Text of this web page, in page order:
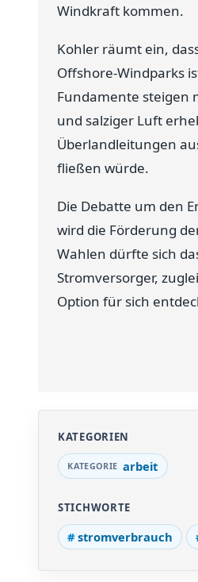
Windkraft kommen.
Kohler räumt ein,
Offshore-Windparks
Fundamente steigen
und salziger Luft
Überlandleitungen
fließen würde.
Die Debatte um den
wird die Förderung
Wahlen dürfte sich
Stromversorger,
Option für sich
KATEGORIEN
arbeit
STICHWORTE
stromverbrauch